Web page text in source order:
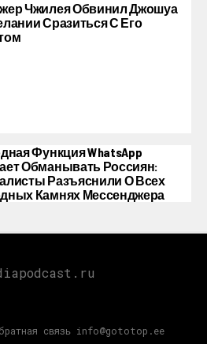
Чжилея Обвинил Джошуа
Сразиться С Его
Функция WhatsApp
Обманывать Россиян:
Разъяснили О Всех
Камнях Мессенджера
связь info@gototop.ee